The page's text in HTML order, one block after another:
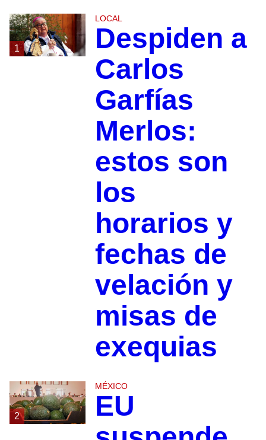
1
LOCAL
Despiden a
Carlos
Garfías
Merlos:
estos son
los
horarios y
fechas de
velación y
misas de
exequias
2
MÉXICO
EU